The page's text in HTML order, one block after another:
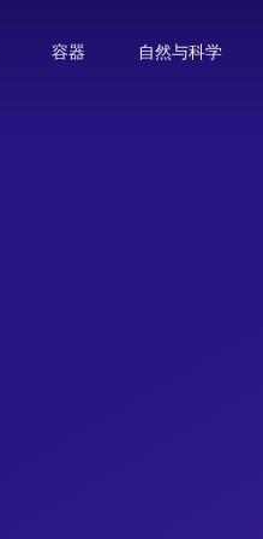
容器 自然与科学